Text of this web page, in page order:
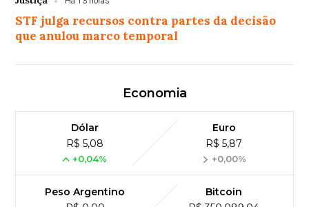
STF julga recursos contra partes da decisão
que anulou marco temporal
Economia
Dólar
R$ 5,08
+0,04%
Euro
R$ 5,87
+0,00%
Peso Argentino
Bitcoin